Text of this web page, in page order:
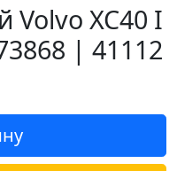
Volvo XC40 I
| 41112